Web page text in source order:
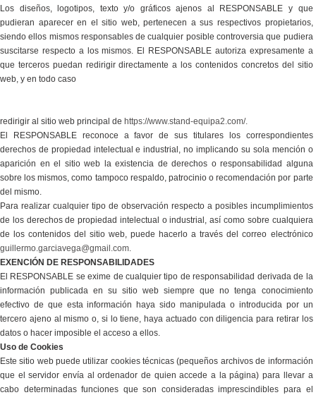
Los diseños, logotipos, texto y/o gráficos ajenos al RESPONSABLE y que
pudieran aparecer en el sitio web, pertenecen a sus respectivos propietarios,
siendo ellos mismos responsables de cualquier posible controversia que pudiera
suscitarse respecto a los mismos. El RESPONSABLE autoriza expresamente a
que terceros puedan redirigir directamente a los contenidos concretos del sitio
web, y en todo caso
redirigir al sitio web principal de https://www.stand-equipa2.com/.
El RESPONSABLE reconoce a favor de sus titulares los correspondientes
derechos de propiedad intelectual e industrial, no implicando su sola mención o
aparición en el sitio web la existencia de derechos o responsabilidad alguna
sobre los mismos, como tampoco respaldo, patrocinio o recomendación por parte
del mismo.
Para realizar cualquier tipo de observación respecto a posibles incumplimientos
de los derechos de propiedad intelectual o industrial, así como sobre cualquiera
de los contenidos del sitio web, puede hacerlo a través del correo electrónico
guillermo.garciavega@gmail.com.
EXENCIÓN DE RESPONSABILIDADES
El RESPONSABLE se exime de cualquier tipo de responsabilidad derivada de la
información publicada en su sitio web siempre que no tenga conocimiento
efectivo de que esta información haya sido manipulada o introducida por un
tercero ajeno al mismo o, si lo tiene, haya actuado con diligencia para retirar los
datos o hacer imposible el acceso a ellos.
Uso de Cookies
Este sitio web puede utilizar cookies técnicas (pequeños archivos de información
que el servidor envía al ordenador de quien accede a la página) para llevar a
cabo determinadas funciones que son consideradas imprescindibles para el